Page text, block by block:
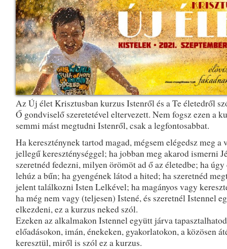
Az Új élet Krisztusban kurzus Istenről és a Te életedről
Ő gondviselő szeretetével eltervezett. Nem fogsz ezen a
semmi mást megtudni Istenről, csak a legfontosabbat.
Ha kereszténynek tartod magad, mégsem elégedsz meg a
jellegű kereszténységgel; ha jobban meg akarod ismerni
szeretnéd fedezni, milyen örömöt ad ő az életedbe; ha úgy
lehúz a bűn; ha gyengének látod a hited; ha szeretnéd
jelent találkozni Isten Lelkével; ha magányos vagy
ha még nem vagy (teljesen) Istené, és szeretnél Istennel
elkezdeni, ez a kurzus neked szól.
Ezeken az alkalmakon Istennel együtt járva
előadásokon, imán, énekeken, gyakorlatokon, a közösen
keresztül, miről is szól ez a kurzus.